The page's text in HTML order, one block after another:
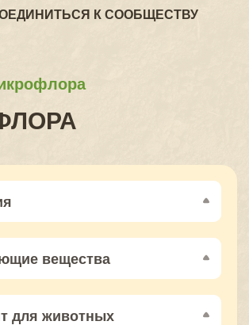
К СООБЩЕСТВУ
вещества
для животных